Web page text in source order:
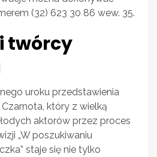
(32) 623 30 86 wew. 35.
twórcy
uroku przedstawienia
który z wielką
aktorów przez proces
„W poszukiwaniu
staje się nie tylko